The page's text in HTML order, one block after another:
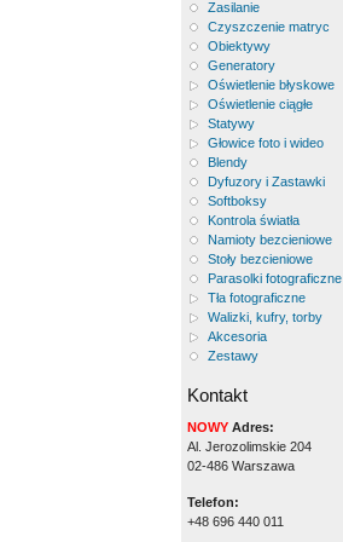
Zasilanie
Czyszczenie matryc
Obiektywy
Generatory
Oświetlenie błyskowe
Oświetlenie ciągłe
Statywy
Głowice foto i wideo
Blendy
Dyfuzory i Zastawki
Softboksy
Kontrola światła
Namioty bezcieniowe
Stoły bezcieniowe
Parasolki fotograficzne
Tła fotograficzne
Walizki, kufry, torby
Akcesoria
Zestawy
Kontakt
NOWY Adres:
Al. Jerozolimskie 204
02-486 Warszawa
Telefon:
+48 696 440 011